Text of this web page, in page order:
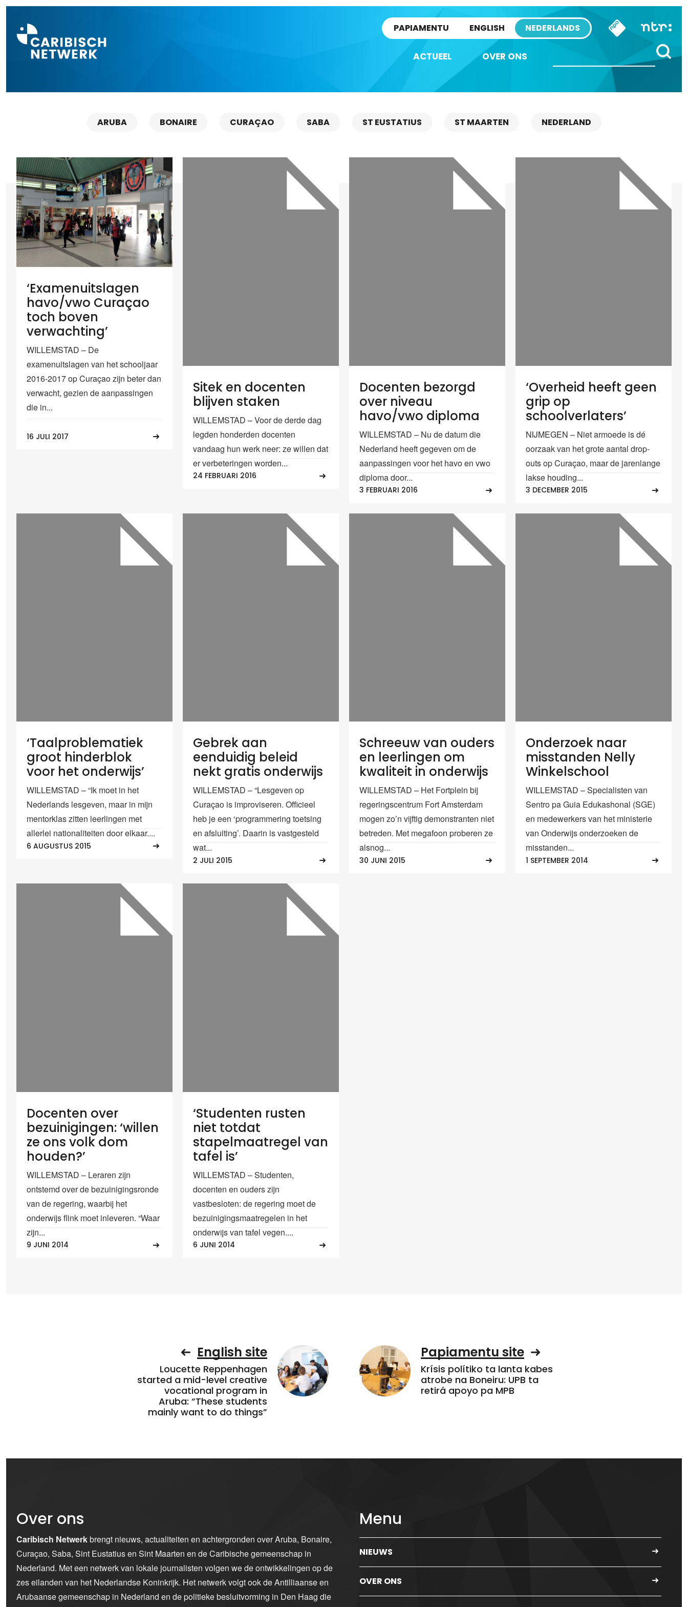
PAPIAMENTU ENGLISH NEDERLANDS
ACTUEEL OVER ONS
ARUBA BONAIRE CURAÇAO SABA ST EUSTATIUS ST MAARTEN NEDERLAND
‘Examenuitslagen
havo/vwo Curaçao
toch boven
verwachting’
WILLEMSTAD – De
examenuitslagen van het schooljaar
2016-2017 op Curaçao zijn beter dan
verwacht, gezien de aanpassingen
die in...
16 JULI 2017
Sitek en docenten
blijven staken
WILLEMSTAD – Voor de derde dag
legden honderden docenten
vandaag hun werk neer: ze willen dat
er verbeteringen worden...
24 FEBRUARI 2016
Docenten bezorgd
over niveau
havo/vwo diploma
WILLEMSTAD – Nu de datum die
Nederland heeft gegeven om de
aanpassingen voor het havo en vwo
diploma door...
3 FEBRUARI 2016
‘Overheid heeft geen
grip op
schoolverlaters’
NIJMEGEN – Niet armoede is dé
oorzaak van het grote aantal drop-
outs op Curaçao, maar de jarenlange
lakse houding...
3 DECEMBER 2015
‘Taalproblematiek
groot hinderblok
voor het onderwijs’
WILLEMSTAD – “Ik moet in het
Nederlands lesgeven, maar in mijn
mentorklas zitten leerlingen met
allerlei nationaliteiten door elkaar....
6 AUGUSTUS 2015
Gebrek aan
eenduidig beleid
nekt gratis onderwijs
WILLEMSTAD – “Lesgeven op
Curaçao is improviseren. Officieel
heb je een ‘programmering toetsing
en afsluiting’. Daarin is vastgesteld
wat...
2 JULI 2015
Schreeuw van ouders
en leerlingen om
kwaliteit in onderwijs
WILLEMSTAD – Het Fortplein bij
regeringscentrum Fort Amsterdam
mogen zo’n vijftig demonstranten niet
betreden. Met megafoon proberen ze
alsnog...
30 JUNI 2015
Onderzoek naar
misstanden Nelly
Winkelschool
WILLEMSTAD – Specialisten van
Sentro pa Guia Edukashonal (SGE)
en medewerkers van het ministerie
van Onderwijs onderzoeken de
misstanden...
1 SEPTEMBER 2014
Docenten over
bezuinigingen: ‘willen
ze ons volk dom
houden?’
WILLEMSTAD – Leraren zijn
ontstemd over de bezuinigingsronde
van de regering, waarbij het
onderwijs flink moet inleveren. “Waar
zijn...
9 JUNI 2014
‘Studenten rusten
niet totdat
stapelmaatregel van
tafel is’
WILLEMSTAD – Studenten,
docenten en ouders zijn
vastbesloten: de regering moet de
bezuinigingsmaatregelen in het
onderwijs van tafel vegen....
6 JUNI 2014
English site
Loucette Reppenhagen
started a mid-level creative
vocational program in
Aruba: “These students
mainly want to do things”
Papiamentu site
Krísis polítiko ta lanta kabes
atrobe na Boneiru: UPB ta
retirá apoyo pa MPB
Over ons
Caribisch Netwerkbrengt nieuws, actualiteiten en achtergronden over Aruba, Bonaire,
Curaçao, Saba, Sint Eustatius en Sint Maarten en de Caribische gemeenschap in
Nederland. Met een netwerk van lokale journalisten volgen we de ontwikkelingen op de
zes eilanden van het Nederlandse Koninkrijk. Het netwerk volgt ook de Antilliaanse en
Arubaanse gemeenschap in Nederland en de politieke besluitvorming in Den Haag die
Menu
NIEUWS
OVER ONS